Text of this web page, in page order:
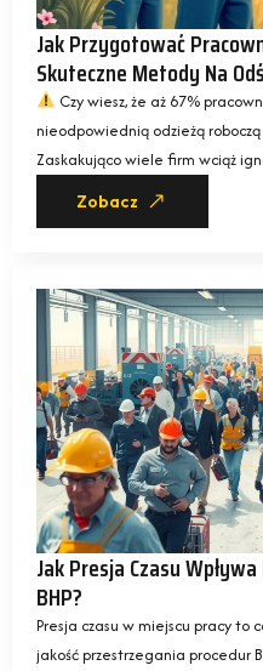
Jak Przygotować
Skuteczne Metody Na
Czy wiesz, że aż 67%
nieodpowiednią odzieżą
Zaskakująco wiele firm wciąż
Zobacz
Jak Presja Czasu
BHP?
Presja czasu w miejscu pracy to
jakość przestrzegania procedur